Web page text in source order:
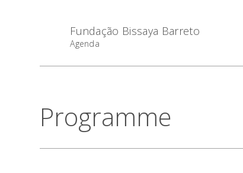
Fundação Bissaya Barreto
Agenda
Programme